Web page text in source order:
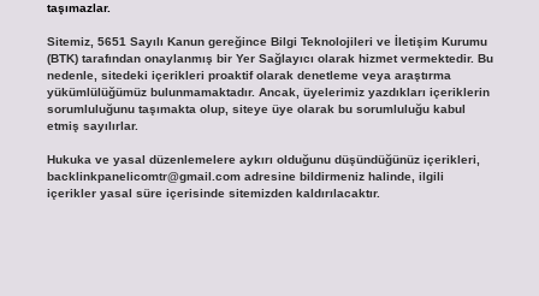
taşımazlar.
Sitemiz, 5651 Sayılı Kanun gereğince Bilgi Teknolojileri ve İletişim Kurumu
(BTK) tarafından onaylanmış bir Yer Sağlayıcı olarak hizmet vermektedir. Bu
nedenle, sitedeki içerikleri proaktif olarak denetleme veya araştırma
yükümlülüğümüz bulunmamaktadır. Ancak, üyelerimiz yazdıkları içeriklerin
sorumluluğunu taşımakta olup, siteye üye olarak bu sorumluluğu kabul
etmiş sayılırlar.
Hukuka ve yasal düzenlemelere aykırı olduğunu düşündüğünüz içerikleri,
backlinkpanelicomtr@gmail.comadresine bildirmeniz halinde, ilgili
içerikler yasal süre içerisinde sitemizden kaldırılacaktır.